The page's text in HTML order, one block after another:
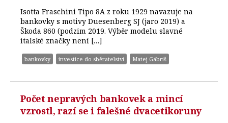
Isotta Fraschini Tipo 8A z roku 1929 navazuje na
bankovky s motivy Duesenberg SJ (jaro 2019) a
Škoda 860 (podzim 2019. Výběr modelu slavné
italské značky není […]
bankovky investice do sběratelství Matej Gábriš
Počet nepravých bankovek a mincí
vzrostl, razí se i falešné dvacetikoruny